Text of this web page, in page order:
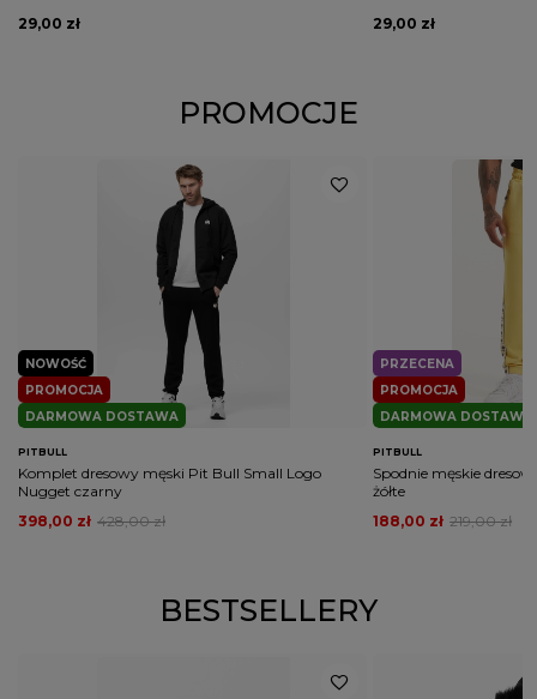
29,00 zł 29,00 zł
PROMOCJE
PROMOCJA
NOWOŚĆ
DARMOWA DOSTAWA
PITBULL
Komplet dresowy męski Pit Bull Small Logo
Nugget czarny
428,00 zł
398,00 zł
PROMOCJA
PRZECENA
DARMOWA DOSTAWA
PITBULL
Spodnie męskie
żółte
219,00 zł
188,00 zł
BESTSELLERY